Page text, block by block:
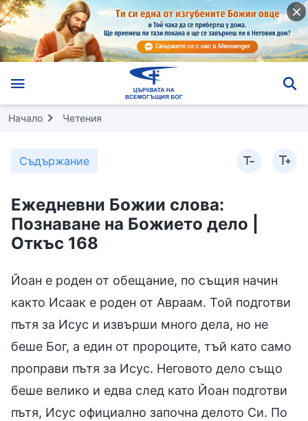
Начало Четения
Съдържание
Ежедневни Божии слова:
Познаване на Божието дело |
Откъс 168
Йоан е роден от обещание, по същия начин
както Исаак е роден от Авраам. Той подготви
пътя за Исус и извърши много дела, но не
беше Бог, а един от пророците, тъй като само
проправи пътя за Исус. Неговото дело също
беше велико и едва след като Йоан подготви
пътя, Исус официално започна делото Си. По